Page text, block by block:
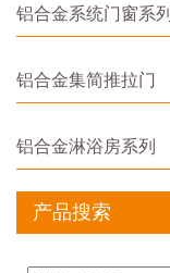
铝合金系统门窗系列
铝合金集简推拉门
铝合金淋浴房系列
产品搜索